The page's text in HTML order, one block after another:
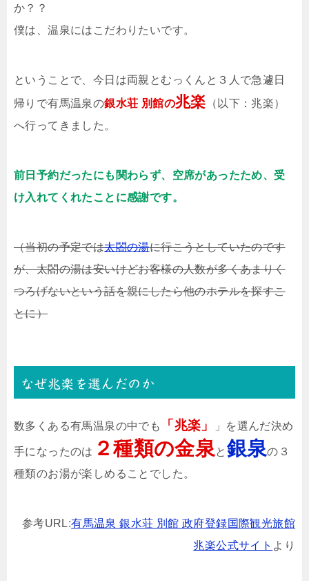
か？？
僕は、温泉にはこだわりたいです。
ということで、今日は両親とむっくんと３人で急遽日
帰りで有馬温泉の銀水荘 別館の兆楽 （以下：兆楽）
へ行ってきました。
前日予約だったにも関わらず、空席があったため、受
け入れてくれたことに感謝です。
（当初の予定では太閤の湯に行こうとしていたのです
が、太閤の湯は安いけどお客様の人数が多くあまりく
つろげないという話を親にしたら他のホテルを探すこ
とに）
なぜ兆楽を選んだのか
数多くある有馬温泉の中でも 「兆楽」 」を選んだ決め
手になったのは ２種類の金泉と 銀泉の３
種類のお湯が楽しめることでした。
参考URL:有馬温泉 銀水荘 別館 政府登録国際観光旅館
兆楽公式サイト より